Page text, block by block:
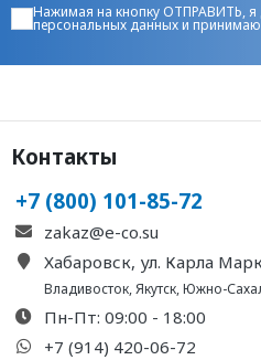
Нажимая на кнопку ОТПРАВИТЬ,
персональных данныхи принимаю
Контакты
+7 (800) 101-85-72
zakaz@e-co.su
Хабаровск, ул. Карла
Владивосток,Якутск,Южно-
Пн-Пт: 09:00 - 18:00
+7 (914) 420-06-72